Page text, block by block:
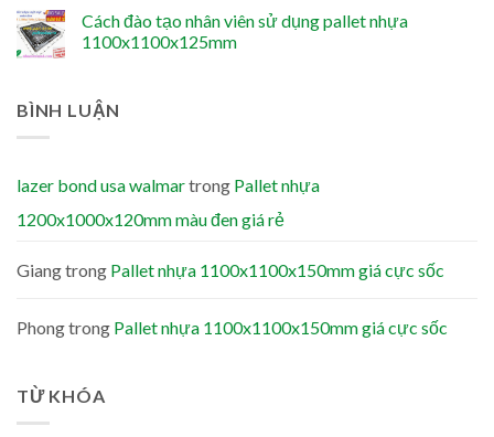
Cách đào tạo nhân viên sử dụng pallet nhựa
1100x1100x125mm
BÌNH LUẬN
lazer bond usa walmartrong Pallet nhựa
1200x1000x120mm màu đen giá rẻ
Giangtrong Pallet nhựa 1100x1100x150mm giá cực sốc
Phongtrong Pallet nhựa 1100x1100x150mm giá cực sốc
TỪ KHÓA